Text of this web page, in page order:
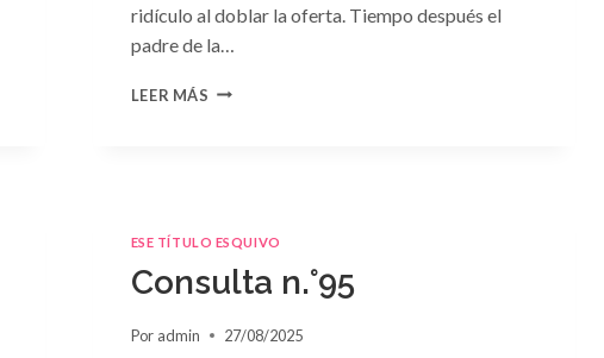
ridículo al doblar la oferta. Tiempo después el
padre de la…
LEER MÁS CONSULTA
SARA
ESE TÍTULO ESQUIVO
Consulta n.°95
Por admin 27/08/2025